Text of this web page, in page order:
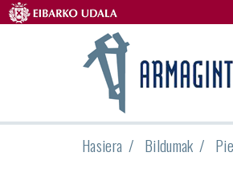
Hasiera Bildumak